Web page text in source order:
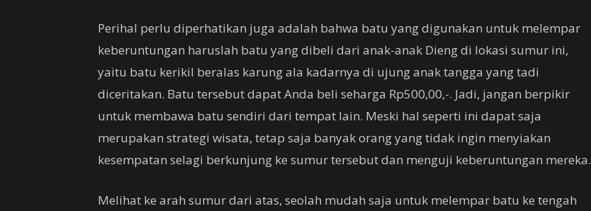
Perihal perlu diperhatikan juga adalah bahwa batu yang digunakan untuk melempar
keberuntungan haruslah batu yang dibeli dari anak-anak Dieng di lokasi sumur ini,
yaitu batu kerikil beralas karung ala kadarnya di ujung anak tangga yang tadi
diceritakan. Batu tersebut dapat Anda beli seharga Rp500,00,-. Jadi, jangan berpikir
untuk membawa batu sendiri dari tempat lain. Meski hal seperti ini dapat saja
merupakan strategi wisata, tetap saja banyak orang yang tidak ingin menyiakan
kesempatan selagi berkunjung ke sumur tersebut dan menguji keberuntungan mereka.
Melihat ke arah sumur dari atas, seolah mudah saja untuk melempar batu ke tengah